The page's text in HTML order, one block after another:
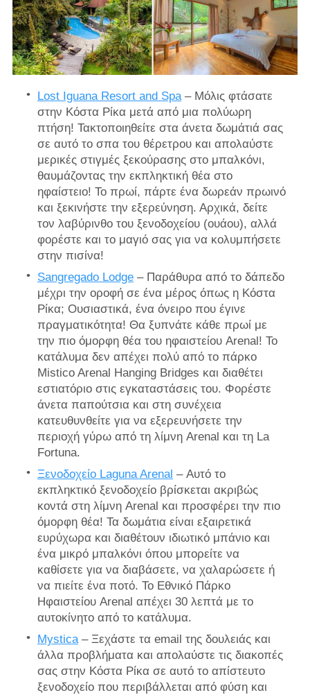
Lost Iguana Resort and Spa– Μόλις φτάσατε
στην Κόστα Ρίκα μετά από μια πολύωρη
πτήση! Τακτοποιηθείτε στα άνετα δωμάτιά σας
σε αυτό το σπα του θέρετρου και απολαύστε
μερικές στιγμές ξεκούρασης στο μπαλκόνι,
θαυμάζοντας την εκπληκτική θέα στο
ηφαίστειο! Το πρωί, πάρτε ένα δωρεάν πρωινό
και ξεκινήστε την εξερεύνηση. Αρχικά, δείτε
τον λαβύρινθο του ξενοδοχείου (ουάου), αλλά
φορέστε και το μαγιό σας για να κολυμπήσετε
στην πισίνα!
Sangregado Lodge– Παράθυρα από το δάπεδο
μέχρι την οροφή σε ένα μέρος όπως η Κόστα
Ρίκα; Ουσιαστικά, ένα όνειρο που έγινε
πραγματικότητα! Θα ξυπνάτε κάθε πρωί με
την πιο όμορφη θέα του ηφαιστείου Arenal! Το
κατάλυμα δεν απέχει πολύ από το πάρκο
Mistico Arenal Hanging Bridges και διαθέτει
εστιατόριο στις εγκαταστάσεις του. Φορέστε
άνετα παπούτσια και στη συνέχεια
κατευθυνθείτε για να εξερευνήσετε την
περιοχή γύρω από τη λίμνη Arenal και τη La
Fortuna.
Ξενοδοχείο Laguna Arenal – Αυτό το
εκπληκτικό ξενοδοχείο βρίσκεται ακριβώς
κοντά στη λίμνη Arenal και προσφέρει την πιο
όμορφη θέα! Τα δωμάτια είναι εξαιρετικά
ευρύχωρα και διαθέτουν ιδιωτικό μπάνιο και
ένα μικρό μπαλκόνι όπου μπορείτε να
καθίσετε για να διαβάσετε, να χαλαρώσετε ή
να πιείτε ένα ποτό. Το Εθνικό Πάρκο
Ηφαιστείου Arenal απέχει 30 λεπτά με το
αυτοκίνητο από το κατάλυμα.
Mystica– Ξεχάστε τα email της δουλειάς και
άλλα προβλήματα και απολαύστε τις διακοπές
σας στην Κόστα Ρίκα σε αυτό το απίστευτο
ξενοδοχείο που περιβάλλεται από φύση και